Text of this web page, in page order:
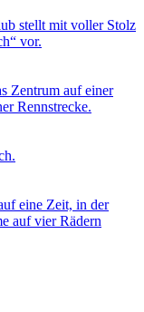
stellt mit voller Stolz
vor.
Zentrum auf einer
Rennstrecke.
eine Zeit, in der
auf vier Rädern